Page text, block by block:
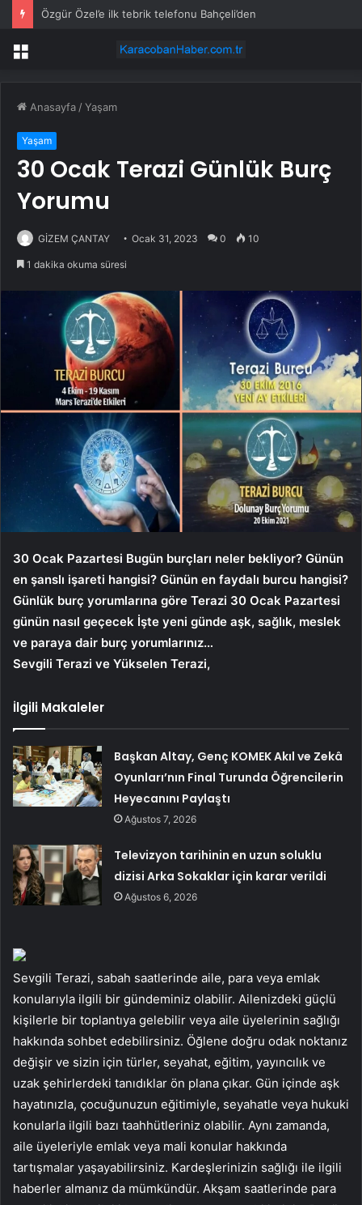
Özgür Özel’e ilk tebrik telefonu Bahçeli’den
Menü
Anasayfa /Yaşam
Yaşam
30 Ocak Terazi Günlük Burç
Yorumu
GİZEM ÇANTAY Ocak 31, 2023 0 10
1 dakika okuma süresi
30 Ocak Pazartesi Bugün burçları neler bekliyor? Günün
en şanslı işareti hangisi? Günün en faydalı burcu hangisi?
Günlük burç yorumlarına göre Terazi 30 Ocak Pazartesi
günün nasıl geçecek İşte yeni günde aşk, sağlık, meslek
ve paraya dair burç yorumlarınız…
Sevgili Terazi ve Yükselen Terazi,
İlgili Makaleler
Başkan Altay, Genç KOMEK Akıl ve Zekâ
Oyunları’nın Final Turunda Öğrencilerin
Heyecanını Paylaştı
Ağustos 7, 2026
Televizyon tarihinin en uzun soluklu
dizisi Arka Sokaklar için karar verildi
Ağustos 6, 2026
Sevgili Terazi, sabah saatlerinde aile, para veya emlak
konularıyla ilgili bir gündeminiz olabilir. Ailenizdeki güçlü
kişilerle bir toplantıya gelebilir veya aile üyelerinin sağlığı
hakkında sohbet edebilirsiniz. Öğlene doğru odak noktanız
değişir ve sizin için türler, seyahat, eğitim, yayıncılık ve
uzak şehirlerdeki tanıdıklar ön plana çıkar. Gün içinde aşk
hayatınızla, çocuğunuzun eğitimiyle, seyahatle veya hukuki
konularla ilgili bazı taahhütleriniz olabilir. Aynı zamanda,
aile üyeleriyle emlak veya mali konular hakkında
tartışmalar yaşayabilirsiniz. Kardeşlerinizin sağlığı ile ilgili
haberler almanız da mümkündür. Akşam saatlerinde para